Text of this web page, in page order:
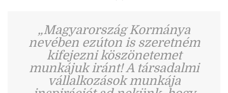
„Magyarország Kormánya
nevében ezúton is szeretném
kifejezni köszönetemet
munkájuk iránt! A társadalmi
vállalkozások munkája